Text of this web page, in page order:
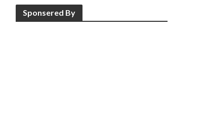
Sponsered By